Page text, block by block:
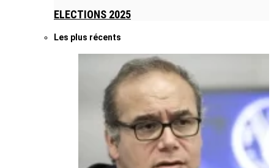
ELECTIONS 2025
Les plus récents